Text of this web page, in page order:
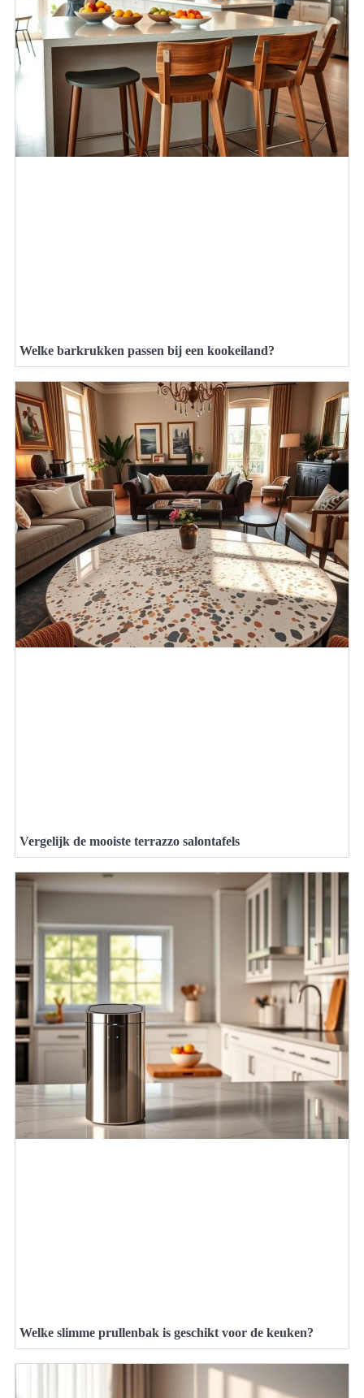
Welke barkrukken passen bij een kookeiland?
Vergelijk de mooiste terrazzo salontafels
Welke slimme prullenbak is geschikt voor de keuken?